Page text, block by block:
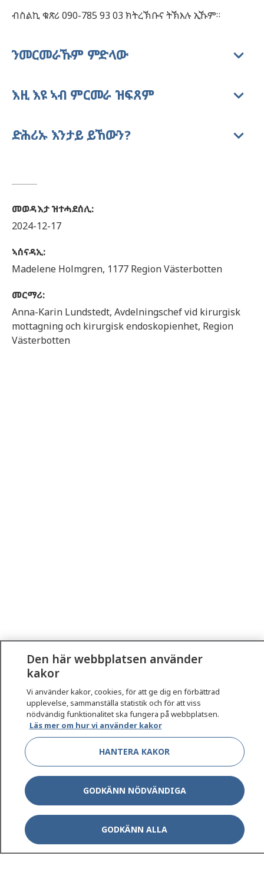
ብስልኪ ቁጽሪ 090-785 93 03 ክትረኽቡና ትኽእሉ ኢኹም።
ንመርመራኹም ምድላው
እዚ እዩ ኣብ ምርመራ ዝፍጸም
ድሕሪኡ እንታይ ይኸውን?
መወዳእታ ዝተሓደሰሊ:
2024-12-17
ኣሰናዳኢ:
Madelene Holmgren, 1177 Region Västerbotten
መርማሪ:
Anna-Karin Lundstedt, Avdelningschef vid kirurgisk
mottagning och kirurgisk endoskopienhet, Region
Västerbotten
1177–tryggt om din hälsa och vård
På 1177.se får du råd om hälsa och information om
sjukdomar och vilka mottagningar du kan kontakta.
Logga in för att läsa din journal och göra dina
vårdärenden. Ring telefonnummer 1177 för
sjukvårdsrådgivning dygnet runt.
1177 ger dig råd när du vill må bättre.
Den här webbplatsen använder
kakor
Vi använder kakor, cookies, för att ge dig en förbättrad
upplevelse, sammanställa statistik och för att viss
nödvändig funktionalitet ska fungera på webbplatsen.
Läs mer om hur vi använder kakor
HANTERA KAKOR
GODKÄNN NÖDVÄNDIGA
GODKÄNN ALLA